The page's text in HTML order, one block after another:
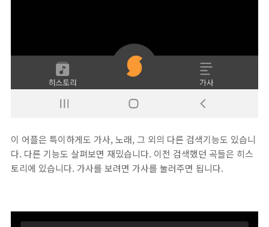
이 어플은 특이하게도 가사, 노래, 그 외의 다른 검색기능도 있습니
다. 다른 기능도 살펴보면 재밌습니다. 이전 검색했던 곡들은 히스
토리에 있습니다. 가사를 보려면 가사를 눌러주면 됩니다.